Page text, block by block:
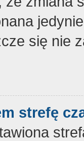
się nie
strefę